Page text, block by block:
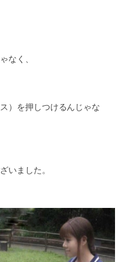
なく、
）を押しつけるんじゃな
いました。